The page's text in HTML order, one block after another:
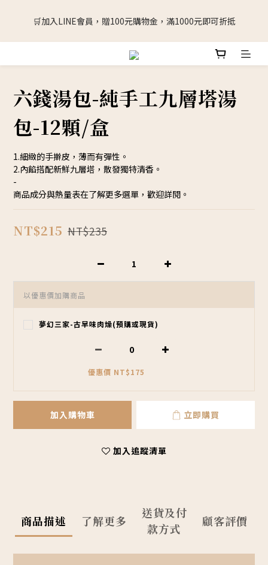
🛒加入LINE會員，贈100元購物金，滿1000元即可折抵
🛒加入LINE會員，贈100元購物金，滿1000元即可折抵
擔心看到折扣但是冰箱冰不下嗎? 下單後可以延後2~4周出貨(請在
🛒加入LINE會員，贈100元購物金，滿1000元即可折抵
六錢湯包-純手工九層塔湯
包-12顆/盒
1.細緻的手擀皮，薄而有彈性。
2.內餡搭配新鮮九層塔，散發獨特清香。
-
商品成分與熱量表在了解更多選單，歡迎詳閱。
NT$215 NT$235
以優惠價加購商品
夢幻三家-古早味肉燥(預購或現貨)
優惠價 NT$175
加入購物車 立即購買
加入追蹤清單
商品描述 了解更多
送貨及付
款方式
顧客評價